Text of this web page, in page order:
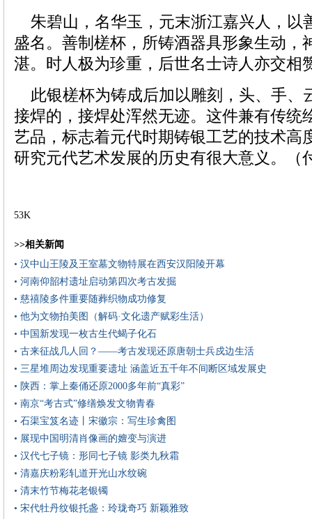
朱碧山，名华玉，元末浙江嘉兴人，以
盛名。善制槎杯，所铸酒器具形象生动，
湛。时人极为珍重，后世名士诗人亦交相
此银槎杯为铸成后加以雕刻，头、手、
接焊的，接焊处浑然无迹。这件兼有传统
艺品，标志着元代时期铸银工艺的技术高
研究元代艺术发展的历史有很大意义。（
53K
>>相关新闻
• 汉中山王陵及王室墓文物特展在西安汉阳陵开幕
• 河南仰韶村遗址启动第四次考古发掘
• 慈禧陵多件重要随葬织物成功修复
• 他为文物拍美图（解码·文化遗产赋彩生活）
• 中国新发现一枚古生代蝎子化石
• 古来征战几人回？——考古发现还原唐朝士兵戍边生活
• 三星堆周边发现重要遗址 涵盖近五千年不间断区域发展史
• 陕西：掌上秦俑还原2000多年前“真彩”
• 南京“考古式”修缮焕发文物青春
• 石渠宝笈名迹丨宋徽宗：写生珍禽图
• 展现中国明清肖像画的嬗变与演进
• 汉代七子镜：形同七子镜 影类九秋霜
• 清嘉庆粉彩轧道开光山水纹碗
• 清末竹节梅花老银镯
• 宋代牡丹纹银托盏：玲珑奇巧 新颖雅致